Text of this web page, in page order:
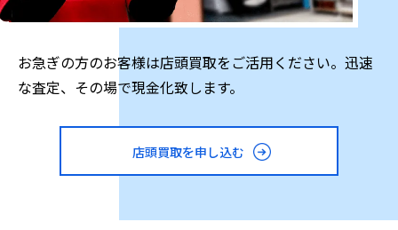
引っ越しや模様替えのために不要な高級家具が出る場合
いた製品であれば100万円以上で買取できる場合もあり
ます。
高級家具
お急ぎの方のお客様は店頭買取をご活用ください。迅速
な査定、その場で現金化致します。
店頭買取を申し込む